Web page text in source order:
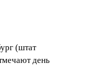
(штат
день